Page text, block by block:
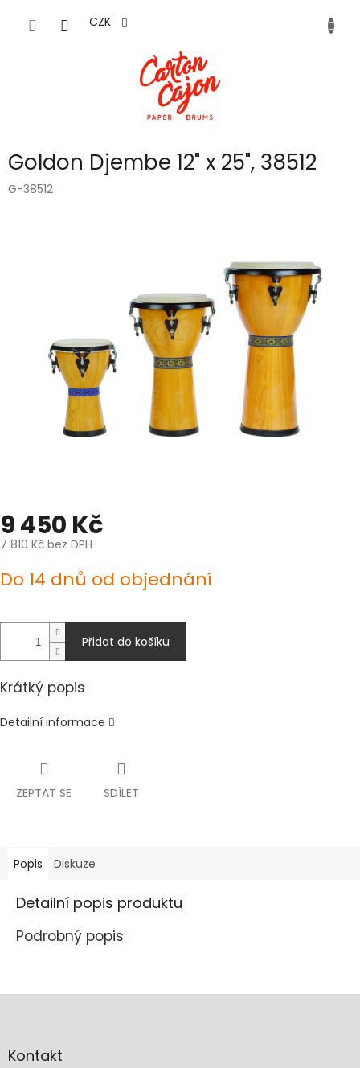
CZK
Goldon Djembe 12" x 25", 38512
G-38512
9 450 Kč
7 810 Kč bez DPH
cena:
Do 14 dnů od objednání
Přidat do košíku
Krátký popis
Detailní informace
ZEPTAT SE SDÍLET
Popis Diskuze
Detailní popis produktu
Podrobný popis
aKontakt